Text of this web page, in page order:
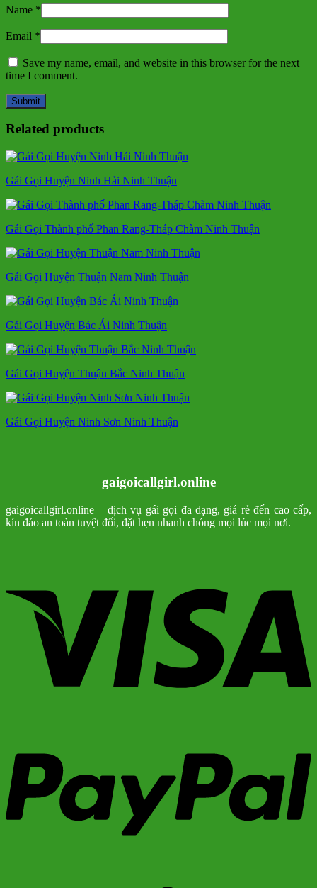
Name *
Email *
Save my name, email, and website in this browser for the next
time I comment.
Related products
Gái Gọi Huyện Ninh Hải Ninh Thuận
Gái Gọi Thành phố Phan Rang-Tháp Chàm Ninh Thuận
Gái Gọi Huyện Thuận Nam Ninh Thuận
Gái Gọi Huyện Bác Ái Ninh Thuận
Gái Gọi Huyện Thuận Bắc Ninh Thuận
Gái Gọi Huyện Ninh Sơn Ninh Thuận
gaigoicallgirl.online
gaigoicallgirl.online – dịch vụ gái gọi đa dạng, giá rẻ đến cao cấp,
kín đáo an toàn tuyệt đối, đặt hẹn nhanh chóng mọi lúc mọi nơi.